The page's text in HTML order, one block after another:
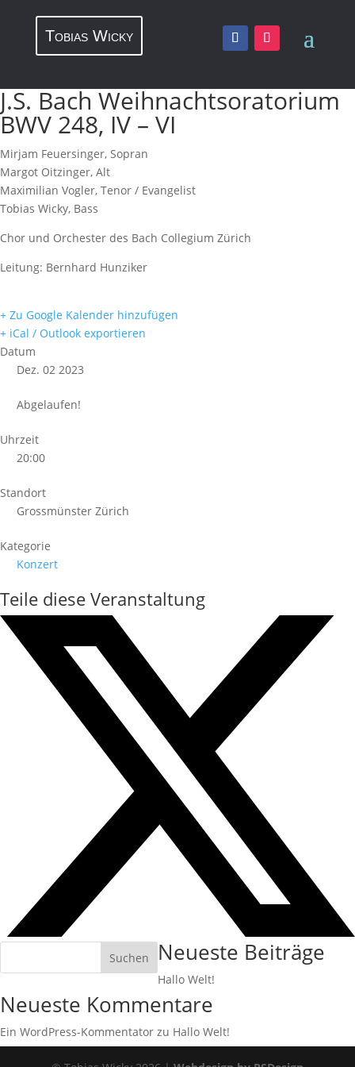
Tobias Wicky
J.S. Bach Weihnachtsoratorium
BWV 248, IV – VI
Mirjam Feuersinger, Sopran
Margot Oitzinger, Alt
Maximilian Vogler, Tenor / Evangelist
Tobias Wicky, Bass
Chor und Orchester des Bach Collegium Zürich
Leitung: Bernhard Hunziker
+ Zu Google Kalender hinzufügen
+ iCal / Outlook exportieren
Datum
Dez. 02 2023
Abgelaufen!
Uhrzeit
20:00
Standort
Grossmünster Zürich
Kategorie
Konzert
Teile diese Veranstaltung
Suchen Neueste Beiträge
Hallo Welt!
Neueste Kommentare
Ein WordPress-Kommentator zu Hallo Welt!